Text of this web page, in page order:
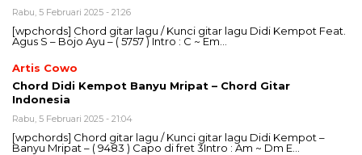
Rabu, 5 Februari 2025 - 21:26
[wpchords] Chord gitar lagu / Kunci gitar lagu Didi Kempot Feat.
Agus S – Bojo Ayu – ( 5757 ) Intro : C ~ Em…
Artis Cowo
Chord Didi Kempot Banyu Mripat – Chord Gitar
Indonesia
Rabu, 5 Februari 2025 - 21:04
[wpchords] Chord gitar lagu / Kunci gitar lagu Didi Kempot –
Banyu Mripat – ( 9483 ) Capo di fret 3Intro : Am ~ Dm E…